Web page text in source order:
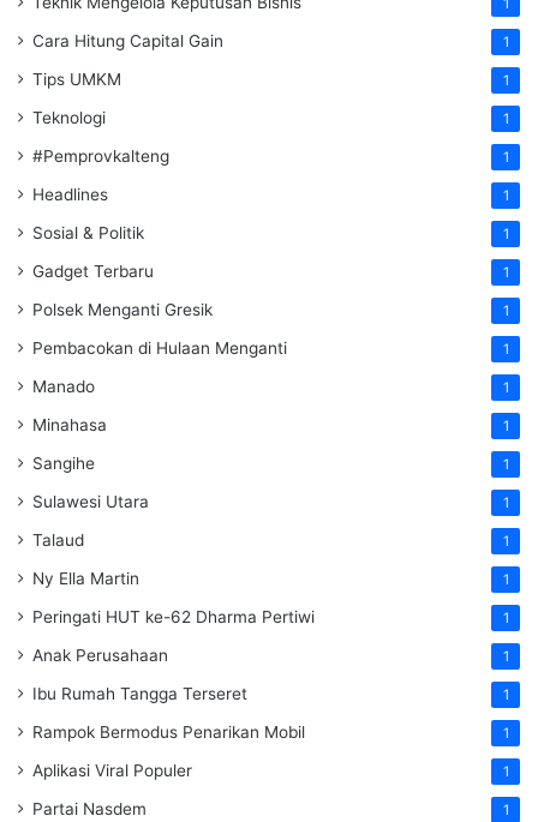
1
Cara Hitung Capital Gain 1
Tips UMKM 1
Teknologi 1
#Pemprovkalteng 1
Headlines 1
Sosial & Politik 1
Gadget Terbaru 1
Polsek Menganti Gresik 1
Pembacokan di Hulaan Menganti 1
Manado 1
Minahasa 1
Sangihe 1
Sulawesi Utara 1
Talaud 1
Ny Ella Martin 1
Peringati HUT ke-62 Dharma Pertiwi 1
Anak Perusahaan 1
Ibu Rumah Tangga Terseret 1
Rampok Bermodus Penarikan Mobil 1
Aplikasi Viral Populer 1
Partai Nasdem 1